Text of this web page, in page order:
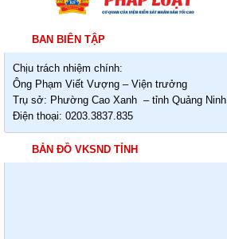
BAN BIÊN TẬP
Chịu trách nhiệm chính:
Ông Phạm Viết Vượng – Viện trưởng
Trụ sở: Phường Cao Xanh – tỉnh Quảng Ninh.
Điện thoại: 0203.3837.835
BẢN ĐỒ VKSND TỈNH